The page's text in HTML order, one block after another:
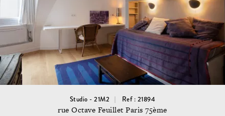
Studio - 21M2 Ref : 21894
rue Octave Feuillet Paris 75ème